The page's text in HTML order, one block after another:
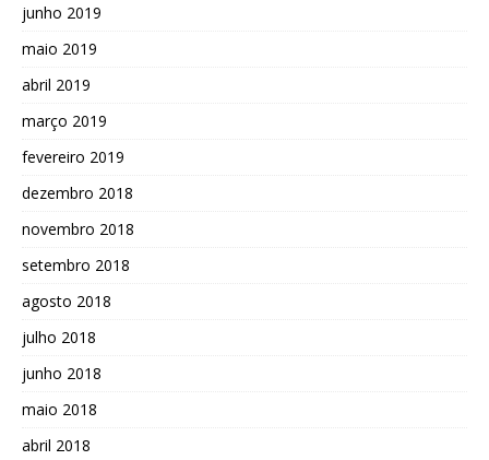
junho 2019
maio 2019
abril 2019
março 2019
fevereiro 2019
dezembro 2018
novembro 2018
setembro 2018
agosto 2018
julho 2018
junho 2018
maio 2018
abril 2018